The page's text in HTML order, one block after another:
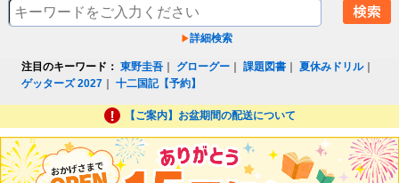
詳細検索
注目のキーワード： 東野圭吾 グローグー ｜課題図書 ｜夏休みドリル｜
ゲッターズ 2027 ｜十二国記【予約】
【ご案内】お盆期間の配送について